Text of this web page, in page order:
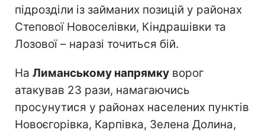
підрозділи із займаних позицій у районах
Степової Новоселівки, Кіндрашівки та
Лозової – наразі точиться бій.
На Лиманському напрямку ворог
атакував 23 рази, намагаючись
просунутися у районах населених пунктів
Новоєгорівка, Карпівка, Зелена Долина,